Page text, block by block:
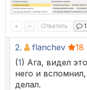
+ – Ответить 1
2. flanchev 18
(1) Ага, видел
него и
делал.